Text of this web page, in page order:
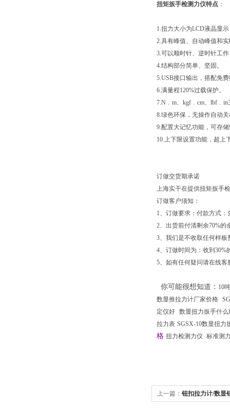
扭矩扳手检测力仪特点 ：
1.扭力大小为LCD液晶显
2.具有峰值、自动峰值和
3.可以顺时针、逆时针工
4.结构部分简单、坚固。
5.USB接口输出，搭配免
6.满量程120%过载保护。
7.N﹒m、kgf﹒cm、
8.绿色环保，无操作自动
9.配置大记忆功能，可存
10.上下限设置功能，超上
订做交货期承诺
上海实干在提供扭矩扳手
订做客户须知：
1、订做要求：付款方式：
2、出货前付清剩余70%的
3、我们是不收取任何样板
4、订做时间为：收到30%
5、如有任何疑问请在线客
你可能很想知道 ： 10
数显推拉力计厂家价格
定仪好 数显扭力扳手什么
拉力表 SGSX-10数显扭力
格 扭力检测力仪 标准测
上一篇： 钮扣拉力计/数显